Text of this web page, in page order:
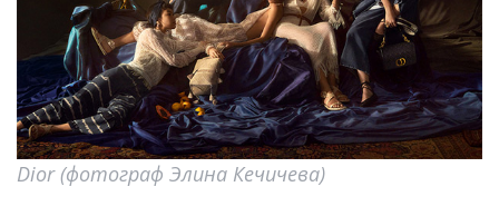
Dior (фотограф Элина Кечичева)